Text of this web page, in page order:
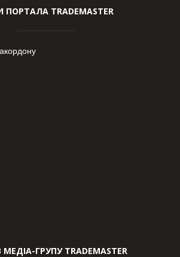
ПОРТАЛА TRADEMASTER
ГРУПУ TRADEMASTER